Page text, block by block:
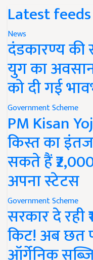
Latest feeds
News
दंडकारण्य की
युग का
को दी गई
Government Scheme
PM Kisan
किस्त का
सकते हैं
अपना स्टेटस
Government Scheme
सरकार दे रही
किट! अब छत